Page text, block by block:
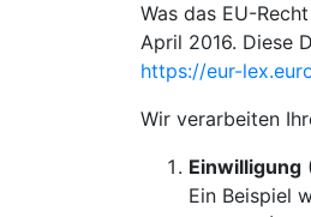
Was das EU-
April 2016. Diese
https://eur-
Wir verarbeiten
Einwilligung
Ein Beispiel